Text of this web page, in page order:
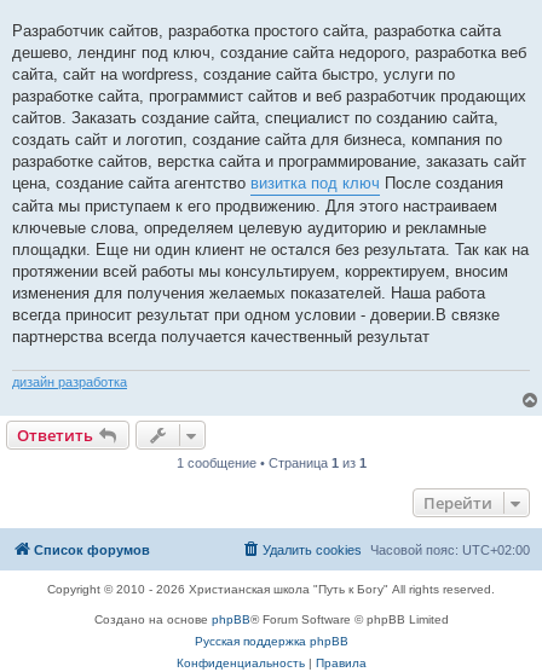
и
е
Разработчик сайтов, разработка простого сайта, разработка сайта
дешево, лендинг под ключ, создание сайта недорого, разработка веб
сайта, сайт на wordpress, создание сайта быстро, услуги по
разработке сайта, программист сайтов и веб разработчик продающих
сайтов. Заказать создание сайта, специалист по созданию сайта,
создать сайт и логотип, создание сайта для бизнеса, компания по
разработке сайтов, верстка сайта и программирование, заказать сайт
цена, создание сайта агентство визитка под ключ После создания
сайта мы приступаем к его продвижению. Для этого настраиваем
ключевые слова, определяем целевую аудиторию и рекламные
площадки. Еще ни один клиент не остался без результата. Так как на
протяжении всей работы мы консультируем, корректируем, вносим
изменения для получения желаемых показателей. Наша работа
всегда приносит результат при одном условии - доверии.В связке
партнерства всегда получается качественный результат
дизайн разработка
Ответить
1 сообщение • Страница 1 из 1
Перейти
Список форумов Часовой пояс: UTC+02:00
Удалить cookies
Copyright © 2010 - 2026 Христианская школа "Путь к Богу" All rights reserved.
Создано на основе phpBB® Forum Software © phpBB Limited
Русская поддержка phpBB
Конфиденциальность| Правила